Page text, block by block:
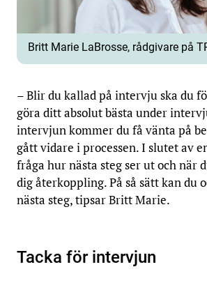
Britt Marie LaBrosse, rådgivare på
– Blir du kallad på intervju ska du
göra ditt absolut bästa under
intervjun kommer du få vänta på
gått vidare i processen. I slutet av
fråga hur nästa steg ser ut och när
dig återkoppling. På så sätt kan du
nästa steg, tipsar Britt Marie.
Tacka för intervjun